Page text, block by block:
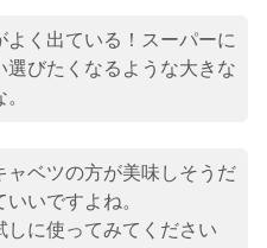
よく出ている！スーパーに
選びたくなるような大きな
ャベツの方が美味しそうだ
いですよね。
しに使ってみてください